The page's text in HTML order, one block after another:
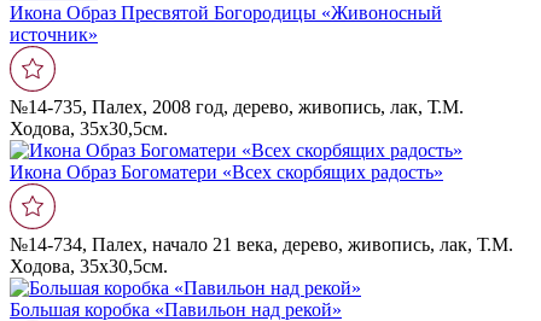
Икона Образ Пресвятой Богородицы «Живоносный
источник»
№14-735, Палех, 2008 год, дерево, живопись, лак, Т.М.
Ходова, 35х30,5см.
Икона Образ Богоматери «Всех скорбящих радость»
№14-734, Палех, начало 21 века, дерево, живопись, лак, Т.М.
Ходова, 35х30,5см.
Большая коробка «Павильон над рекой»